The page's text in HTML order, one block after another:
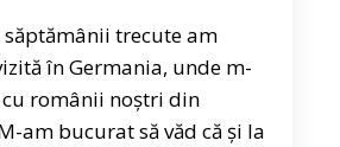
trecute am
în Germania, unde m-
românii noștri din
am bucurat să văd că și la